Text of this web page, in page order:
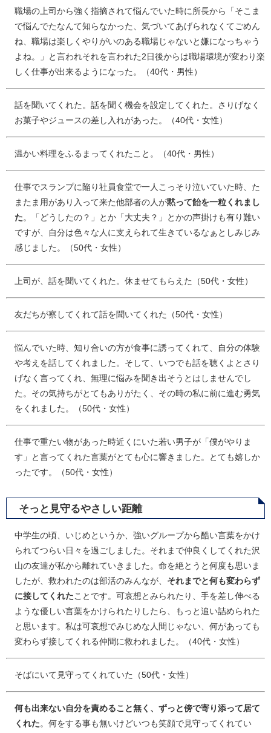
職場の上司から強く指摘されて悩んでいた時に所長から「そこま
で悩んでたなんて知らなかった、気づいてあげられなくてごめん
ね、職場は楽しくやりがいのある職場じゃないと嫌になっちゃう
よね。」と言われそれを言われた2日後からは職場環境が変わり楽
しく仕事が出来るようになった。（40代・男性）
話を聞いてくれた。話を聞く機会を設定してくれた。さりげなく
お菓子やジュースの差し入れがあった。（40代・女性）
温かい料理をふるまってくれたこと。（40代・男性）
仕事でスランプに陥り社員食堂で一人こっそり泣いていた時、た
またま用があり入って来た他部者の人が黙って飴を一粒くれまし
た。「どうしたの？」とか「大丈夫？」とかの声掛けも有り難い
ですが、自分は色々な人に支えられて生きているなぁとしみじみ
感じました。（50代・女性）
上司が、話を聞いてくれた。休ませてもらえた（50代・女性）
友だちが察してくれて話を聞いてくれた（50代・女性）
悩んでいた時、知り合いの方が食事に誘ってくれて、自分の体験
や考えを話してくれました。そして、いつでも話を聴くよとさり
げなく言ってくれ、無理に悩みを聞き出そうとはしませんでし
た。その気持ちがとてもありがたく、その時の私に前に進む勇気
をくれました。（50代・女性）
仕事で重たい物があった時近くにいた若い男子が「僕がやりま
す」と言ってくれた言葉がとても心に響きました。とても嬉しか
ったです。（50代・女性）
そっと見守るやさしい距離
中学生の頃、いじめというか、強いグループから酷い言葉をかけ
られてつらい日々を過ごしました。それまで仲良くしてくれた沢
山の友達が私から離れていきました。命を絶とうと何度も思いま
したが、救われたのは部活のみんなが、 それまでと何も変わらず
に接してくれたことです。可哀想とみられたり、手を差し伸べる
ような優しい言葉をかけられたりしたら、もっと追い詰められた
と思います。私は可哀想でみじめな人間じゃない、何があっても
変わらず接してくれる仲間に救われました。（40代・女性）
そばにいて見守ってくれていた（50代・女性）
何も出来ない自分を責めること無く、ずっと傍で寄り添って居て
くれた。何をする事も無いけどいつも笑顔で見守ってくれてい